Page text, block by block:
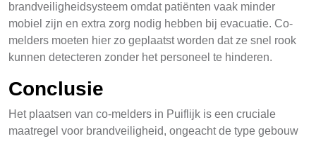
brandveiligheidsysteem omdat patiënten vaak minder
mobiel zijn en extra zorg nodig hebben bij evacuatie. Co-
melders moeten hier zo geplaatst worden dat ze snel rook
kunnen detecteren zonder het personeel te hinderen.
Conclusie
Het plaatsen van co-melders in Puiflijk is een cruciale
maatregel voor brandveiligheid, ongeacht de type gebouw